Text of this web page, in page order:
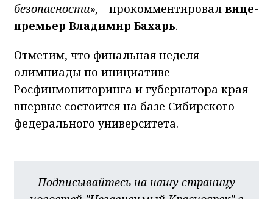
безопасности», - прокомментировал вице-
премьер Владимир Бахарь.
Отметим, что финальная неделя
олимпиады по инициативе
Росфинмониторинга и губернатора края
впервые состоится на базе Сибирского
федерального университета.
Подписывайтесь на нашу страницу